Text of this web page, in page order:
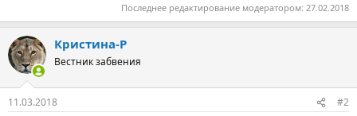
Последнее редактирование модератором: 27.02.2018
Кристина-Р
Вестник забвения
11.03.2018 #2